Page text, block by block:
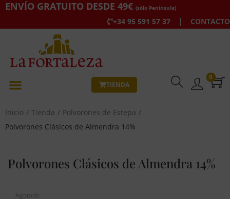
ENVÍO GRATUITO DESDE 49€ (sólo Península)
+34 95 591 57 37 | CONTACTO
TIENDA
0
Inicio / Tienda / Polvorones de Estepa /
Polvorones Clásicos de Almendra 14%
Polvorones Clásicos de Almendra 14%
Agotado